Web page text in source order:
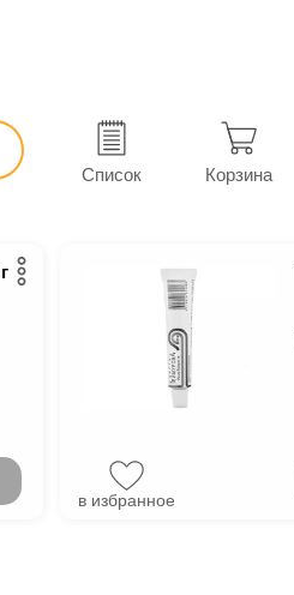
Список Корзина
повышенной потливости
Паста Теймурова
в избранное